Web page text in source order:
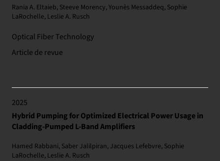
Rania A. Eltaieb, Steeve Morency, Younès Messaddeq, Sophie
LaRochelle, Leslie A. Rusch
Optical Fiber Technology
Article de revue
2025
Hybrid Pumping for Optimized Electrical Power Usage in
Cladding-Pumped L-Band Amplifiers
Hamed Rabbani, Saber Jalilpiran, Jacques Lefebvre, Sophie
LaRochelle, Leslie A. Rusch